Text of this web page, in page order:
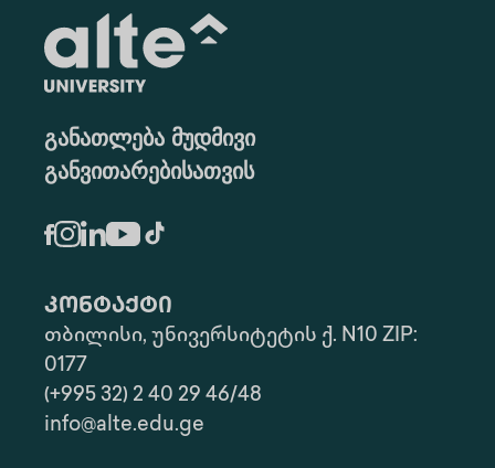
განათლება მუდმივი
განვითარებისათვის
კონტაქტი
თბილისი, უნივერსიტეტის ქ. N10 ZIP:
0177
(+995 32) 2 40 29 46/48
info@alte.edu.ge